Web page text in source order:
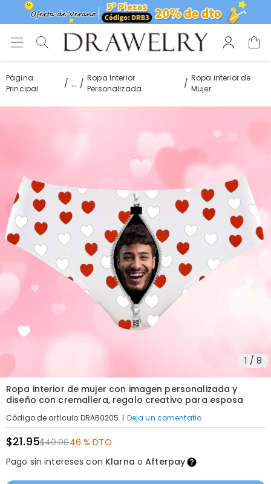
Página
Principal
...
Ropa Interior
Personalizada
Ropa interior de
Mujer
1 / 8
Ropa interior de mujer con imagen personalizada y
diseño con cremallera, regalo creativo para esposa
Código de artículo:DRAB0205 | Deja un comentatio
$21.95$40.0046 % DTO
Pago sin intereses con Klarna oAfterpay